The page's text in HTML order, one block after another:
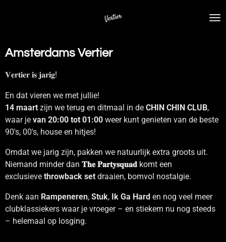
de
hoofdinhoud
Amsterdams Vertier
𝐕𝐞𝐫𝐭𝐢𝐞𝐫 𝐢𝐬 𝐣𝐚𝐫𝐢𝐠!
En dat vieren we met jullie!
14 maart zijn we terug en ditmaal in de CHIN CHIN CLUB,
waar je van 20:00 tot 01:00 weer kunt genieten van de beste
90's, 00's, house en hitjes!
Omdat we jarig zijn, pakken we natuurlijk extra groots uit.
Niemand minder dan 𝐓𝐡𝐞 𝐏𝐚𝐫𝐭𝐲𝐬𝐪𝐮𝐚𝐝 komt een
exclusieve throwback set draaien, bomvol nostalgie.
Denk aan Rampeneren, Stuk, Ik Ga Hard en nog veel meer
clubklassiekers waar je vroeger – en stiekem nu nog steeds
– helemaal op losging.